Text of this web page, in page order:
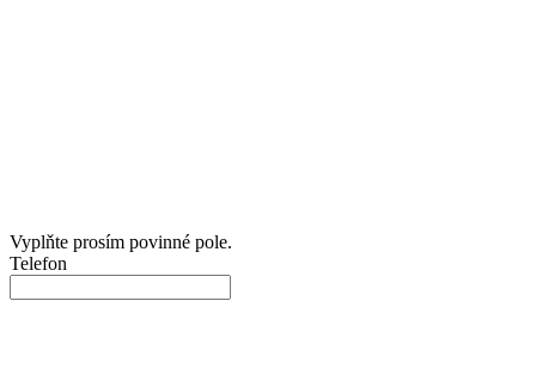
Vyplňte prosím povinné pole.
Telefon